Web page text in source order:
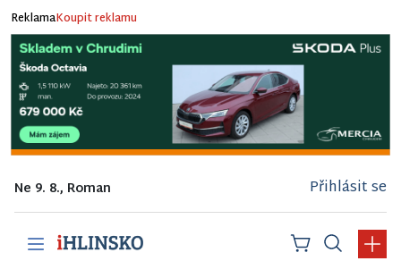
ReklamaKoupit reklamu
Ne 9. 8., Roman Přihlásit se